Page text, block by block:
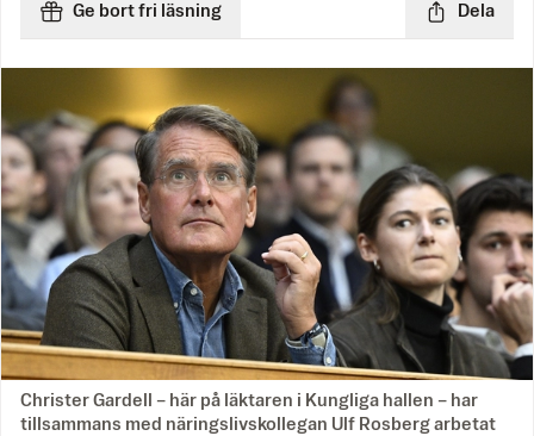
Ge bort fri läsning Dela
Christer Gardell – här på läktaren i Kungliga hallen – har
tillsammans med näringslivskollegan Ulf Rosberg arbetat